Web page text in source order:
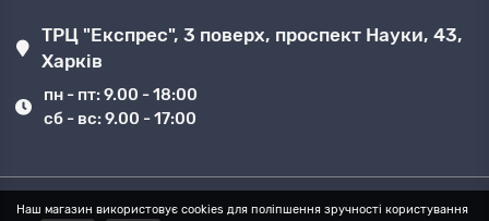
Наш магазин використовує cookies для поліпшення зручності користування
ТРЦ "Експрес", 3 поверх, проспект Науки, 43,
Харків
пн - пт: 9.00 - 18:00
сб - вс: 9.00 - 17:00